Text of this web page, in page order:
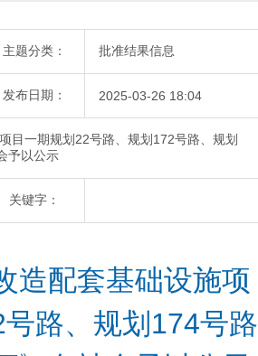
主题分类： 批准结果信息
发布日期： 2025-03-26 18:04
目一期规划22号路、规划172号路、规划
予以公示
关键字：
造配套基础设施项
路、规划174号路